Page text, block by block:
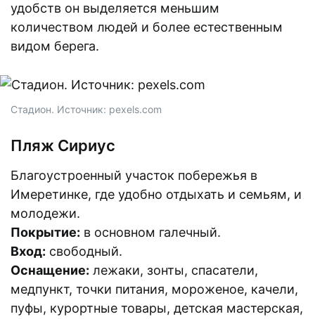
удобств он выделяется меньшим
количеством людей и более естественным
видом берега.
Стадион. Источник: pexels.com
Пляж Сириус
Благоустроенный участок побережья в
Имеретинке, где удобно отдыхать и семьям, и
молодежи.
Покрытие: в основном галечный.
Вход: свободный.
Оснащение: лежаки, зонты, спасатели,
медпункт, точки питания, мороженое, качели,
пуфы, курортные товары, детская мастерская,